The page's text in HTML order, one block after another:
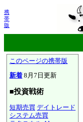
携
帯
版
このページの携帯版
新着 8月7日更新
■投資戦術
短期売買 デイトレード
システム売買